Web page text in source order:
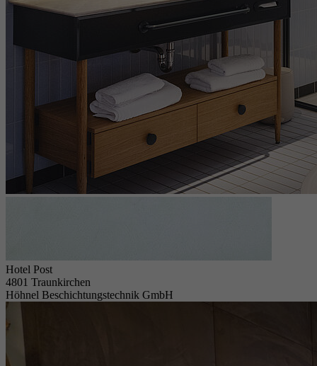
Hotel Post
4801 Traunkirchen
Höhnel Beschichtungstechnik GmbH